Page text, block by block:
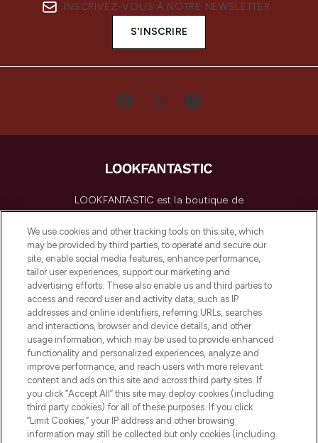
INSCRIVEZ-VOUS À NOTRE NEWSLETTER
S'INSCRIRE
LOOKFANTASTIC est la boutique de
beauté incontournable en Europe,
proposant les meilleurs produits de soins
de la peau, des cheveux et de maquillage
de plus de 200 marques prestigieuses.
Faites vos achats en ligne ou via
l’application, avec la livraison offerte dès
55€ d'achat.
Consentement aux cookies
Do Not Sell or Share My Personal
Information
AIDE ET INFORMATIONS
We use cookies and other tracking tools on this site, which
may be provided by third parties, to operate and secure our
site, enable social media features, enhance performance,
tailor user experiences, support our marketing and
advertising efforts. These also enable us and third parties to
access and record user and activity data, such as IP
addresses and online identifiers, referring URLs, searches
and interactions, browser and device details, and other
usage information, which may be used to provide enhanced
functionality and personalized experiences, analyze and
improve performance, and reach users with more relevant
content and ads on this site and across third party sites. If
you click “Accept All” this site may deploy cookies (including
third party cookies) for all of these purposes. If you click
“Limit Cookies,” your IP address and other browsing
information may still be collected but only cookies (including